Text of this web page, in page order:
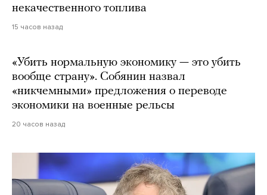
некачественного топлива
15 часов назад
«Убить нормальную экономику — это убить
вообще страну». Собянин назвал
«никчемными» предложения о переводе
экономики на военные рельсы
20 часов назад